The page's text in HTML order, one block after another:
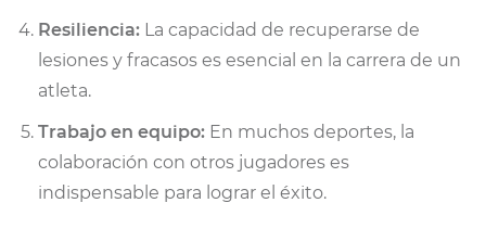
Resiliencia: La capacidad de recuperarse de
lesiones y fracasos es esencial en la carrera de un
atleta.
Trabajo en equipo: En muchos deportes, la
colaboración con otros jugadores es
indispensable para lograr el éxito.